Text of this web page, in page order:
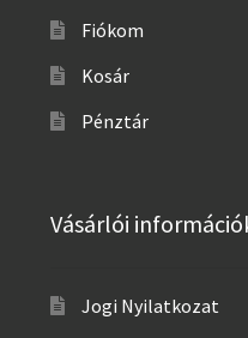
Fiókom
Kosár
Pénztár
Vásárlói
Jogi Nyilatkozat